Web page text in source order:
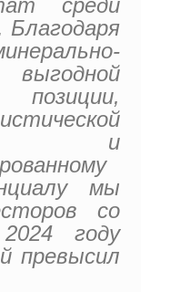
Благодаря
позиции,
и
мы
со
году
превысил